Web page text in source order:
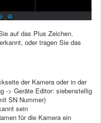
auf das Plus Zeichen.
oder tragen Sie das
der Kamera oder in der
-> Geräte Editor: siebenstellig
SN Nummer)
sein
für die Kamera ein